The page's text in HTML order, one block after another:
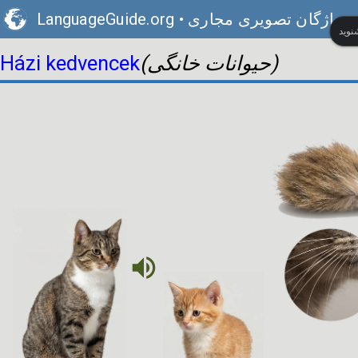
LanguageGuide.org • واژگان تصویری مجاری
Házi kedvencek (حیوانات خانگی)
volume_up